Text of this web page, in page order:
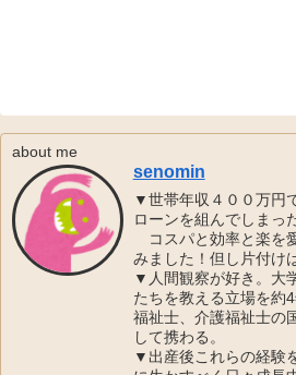
about me
senomin
▼世帯年収４００万円
ローンを組んでしまっ
コスパと効率と楽を
みました！但し片付け
▼人間観察が好き。大
たちを教える立場を約
福祉士、介護福祉士の
して携わる。
▼出産後これらの経験